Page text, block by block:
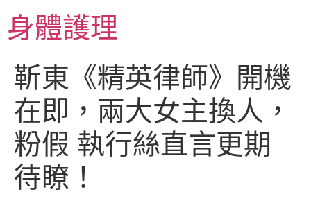
主身體護理
靳東《精英律師》開機
在即，兩大女主換人，
粉假 執行絲直言更期
待瞭！